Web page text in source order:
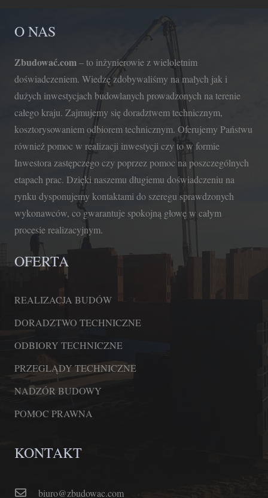
O NAS
Zbudować.com– to inżynierowie z wieloletnim
doświadczeniem. Wiedzę zdobywaliśmy na małych jak i
dużych inwestycjach budowlanych prowadzonych na terenie
całego kraju. Zajmujemy się doradztwem technicznym,
kosztorysowaniem odbiorem technicznym. Oferujemy Państwu
również pomoc w realizacji inwestycji czy to w formie
Inwestora zastępczego czy poprzez pomoc na poszczególnych
etapach prac. Dzięki naszemu długiemu doświadczeniu na
rynku dysponujemy kontaktami do szeregu sprawdzonych
wykonawców, co gwarantuje spokojną głowę w całym
procesie realizacyjnym.
OFERTA
REALIZACJA BUDÓW
DORADZTWO TECHNICZNE
ODBIORY TECHNICZNE
PRZEGLĄDY TECHNICZNE
NADZÓR BUDOWY
POMOC PRAWNA
KONTAKT
biuro@zbudowac.com